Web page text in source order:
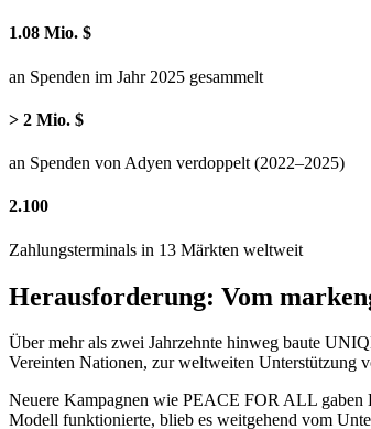
1.08 Mio. $
an Spenden im Jahr 2025 gesammelt
> 2 Mio. $
an Spenden von Adyen verdoppelt (2022–2025)
2.100
Zahlungsterminals in 13 Märkten weltweit
Herausforderung: Vom
Über mehr als zwei Jahrzehnte hinweg baute
Vereinten Nationen, zur weltweiten Unterstützung
Neuere Kampagnen wie PEACE FOR ALL gaben
Modell funktionierte, blieb es weitgehend vom